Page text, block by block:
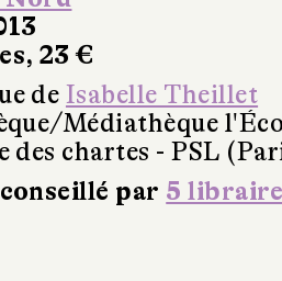
23 €
de Isabelle Theillet
Médiathèque
des chartes - PSL
par 5